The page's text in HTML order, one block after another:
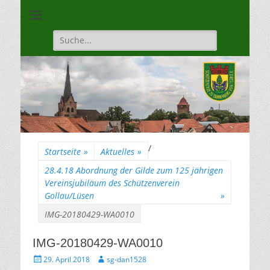
1528
Suche
für:
Startseite » Aktuelles »
/
28.4.18 Abordnung der Gilde zum 125 jährigen
Vereinsjubiläum des Schützenverein
Gollau/Lüsen
»
IMG-20180429-WA0010
IMG-20180429-WA0010
Gepostet
29. April 2018 Autorsg-dan1528